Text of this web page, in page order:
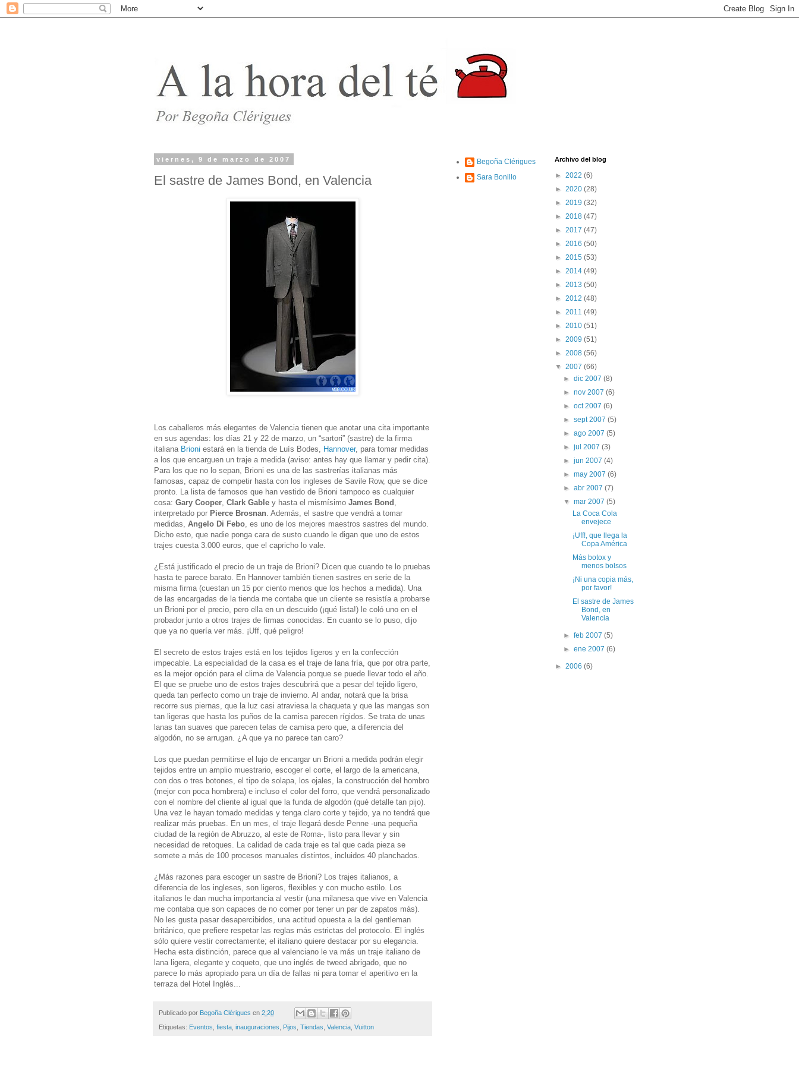
viernes, 9 de marzo de 2007
El sastre de James Bond, en Valencia
Los caballeros más elegantes de Valencia tienen que anotar una cita importante
en sus agendas: los días 21 y 22 de marzo, un “sartori” (sastre) de la firma
italiana Brioni estará en la tienda de Luís Bodes, Hannover, para tomar medidas
a los que encarguen un traje a medida (aviso: antes hay que llamar y pedir cita).
Para los que no lo sepan, Brioni es una de las sastrerías italianas más
famosas, capaz de competir hasta con los ingleses de Savile Row, que se dice
pronto. La lista de famosos que han vestido de Brioni tampoco es cualquier
cosa: Gary Cooper Clark Gable y hasta el mismísimo James Bond
interpretado por Pierce Brosnan . Además, el sastre que vendrá a tomar
medidas, Angelo Di Febo , es uno de los mejores maestros sastres del mundo.
Dicho esto, que nadie ponga cara de susto cuando le digan que uno de estos
trajes cuesta 3.000 euros, que el capricho lo vale.
¿Está justificado el precio de un traje de Brioni? Dicen que cuando te lo pruebas
hasta te parece barato. En Hannover también tienen sastres en serie de la
misma firma (cuestan un 15 por ciento menos que los hechos a medida). Una
de las encargadas de la tienda me contaba que un cliente se resistía a probarse
un Brioni por el precio, pero ella en un descuido (¡qué lista!) le coló uno en el
probador junto a otros trajes de firmas conocidas. En cuanto se lo puso, dijo
que ya no quería ver más. ¡Uff, qué peligro!
El secreto de estos trajes está en los tejidos ligeros y en la confección
impecable. La especialidad de la casa es el traje de lana fría, que por otra parte,
es la mejor opción para el clima de Valencia porque se puede llevar todo el año.
El que se pruebe uno de estos trajes descubrirá que a pesar del tejido ligero,
queda tan perfecto como un traje de invierno. Al andar, notará que la brisa
recorre sus piernas, que la luz casi atraviesa la chaqueta y que las mangas son
tan ligeras que hasta los puños de la camisa parecen rígidos. Se trata de unas
lanas tan suaves que parecen telas de camisa pero que, a diferencia del
algodón, no se arrugan. ¿A que ya no parece tan caro?
Los que puedan permitirse el lujo de encargar un Brioni a medida podrán elegir
tejidos entre un amplio muestrario, escoger el corte, el largo de la americana,
con dos o tres botones, el tipo de solapa, los ojales, la construcción del hombro
(mejor con poca hombrera) e incluso el color del forro, que vendrá personalizado
con el nombre del cliente al igual que la funda de algodón (qué detalle tan pijo).
Una vez le hayan tomado medidas y tenga claro corte y tejido, ya no tendrá que
realizar más pruebas. En un mes, el traje llegará desde Penne -una pequeña
ciudad de la región de Abruzzo, al este de Roma-, listo para llevar y sin
necesidad de retoques. La calidad de cada traje es tal que cada pieza se
somete a más de 100 procesos manuales distintos, incluidos 40 planchados.
¿Más razones para escoger un sastre de Brioni? Los trajes italianos, a
diferencia de los ingleses, son ligeros, flexibles y con mucho estilo. Los
italianos le dan mucha importancia al vestir (una milanesa que vive en Valencia
me contaba que son capaces de no comer por tener un par de zapatos más).
No les gusta pasar desapercibidos, una actitud opuesta a la del gentleman
británico, que prefiere respetar las reglas más estrictas del protocolo. El inglés
sólo quiere vestir correctamente; el italiano quiere destacar por su elegancia.
Hecha esta distinción, parece que al valenciano le va más un traje italiano de
lana ligera, elegante y coqueto, que uno inglés de tweed abrigado, que no
parece lo más apropiado para un día de fallas ni para tomar el aperitivo en la
terraza del Hotel Inglés...
Publicado por Begoña Clérigues en 2:20
Etiquetas: Eventos fiesta inauguraciones Pijos Tiendas Valencia Vuitton
Begoña Clérigues
Sara Bonillo
Archivo del blog
► 2022 (6)
► 2020 (28)
► 2019 (32)
► 2018 (47)
► 2017 (47)
► 2016 (50)
► 2015 (53)
► 2014 (49)
► 2013 (50)
► 2012 (48)
► 2011 (49)
► 2010 (51)
► 2009 (51)
► 2008 (56)
▼ 2007 (66)
►dic 2007(8)
►nov 2007(6)
►oct 2007(6)
►sept 2007(5)
►ago 2007(5)
►jul 2007(3)
►jun 2007(4)
►may 2007(6)
►abr 2007(7)
▼mar 2007(5)
La Coca Cola
envejece
¡Uff!, que llega la
Copa América
Más botox y
menos bolsos
¡Ni una copia más,
por favor!
El sastre de James
Bond, en
Valencia
►feb 2007(5)
►ene 2007(6)
► 2006 (6)